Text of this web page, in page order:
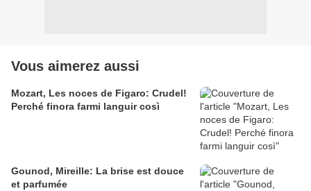
Vous aimerez aussi
Mozart, Les noces de Figaro: Crudel!
Perché finora farmi languir così
Gounod, Mireille: La brise est douce
et parfumée